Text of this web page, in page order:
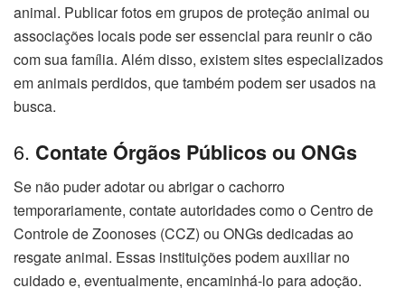
animal. Publicar fotos em grupos de proteção animal ou
associações locais pode ser essencial para reunir o cão
com sua família. Além disso, existem sites especializados
em animais perdidos, que também podem ser usados na
busca.
6. Contate Órgãos Públicos ou ONGs
Se não puder adotar ou abrigar o cachorro
temporariamente, contate autoridades como o Centro de
Controle de Zoonoses (CCZ) ou ONGs dedicadas ao
resgate animal. Essas instituições podem auxiliar no
cuidado e, eventualmente, encaminhá-lo para adoção.